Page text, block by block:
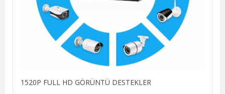
1520P FULL HD GÖRÜNTÜ DESTEKLER